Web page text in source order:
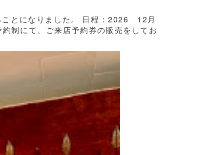
ことになりました。 日程：2026 12月
制にて、ご来店予約券の販売をしてお